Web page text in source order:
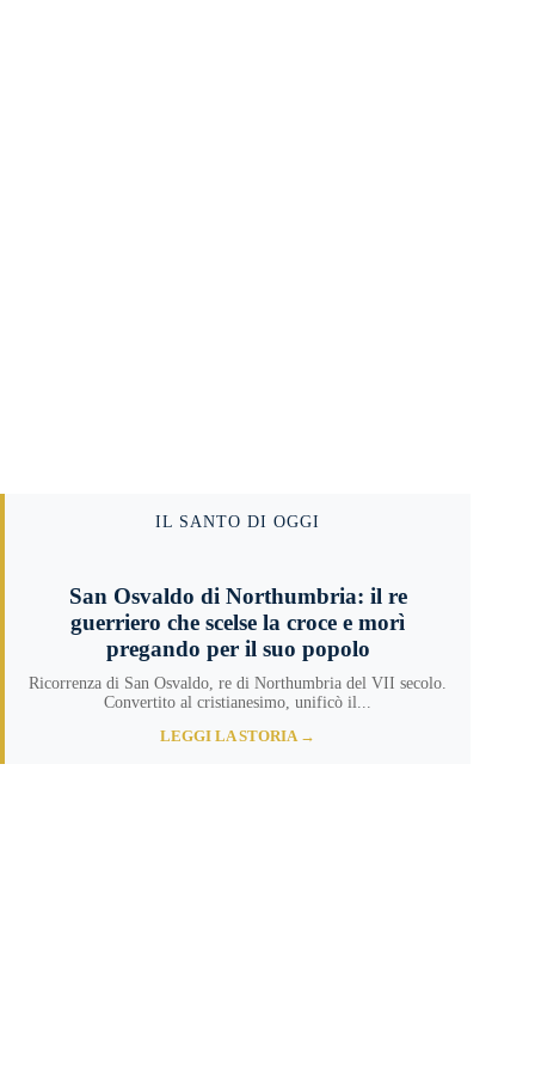
IL SANTO DI OGGI
San Osvaldo di Northumbria: il re
guerriero che scelse la croce e morì
pregando per il suo popolo
Ricorrenza di San Osvaldo, re di Northumbria del VII secolo.
Convertito al cristianesimo, unificò il...
LEGGI LA STORIA →